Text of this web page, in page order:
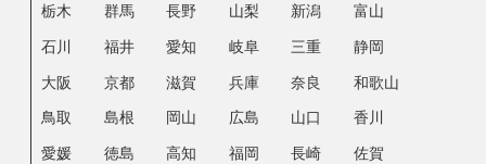
栃木 群馬 長野 山梨 新潟 富山
石川 福井 愛知 岐阜 三重 静岡
大阪 京都 滋賀 兵庫 奈良 和歌山
鳥取 島根 岡山 広島 山口 香川
愛媛 徳島 高知 福岡 長崎 佐賀